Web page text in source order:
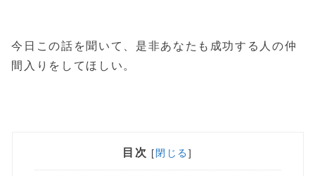
今日この話を聞いて、是非あなたも成功する人の仲
間入りをしてほしい。
目次 [閉じる ]